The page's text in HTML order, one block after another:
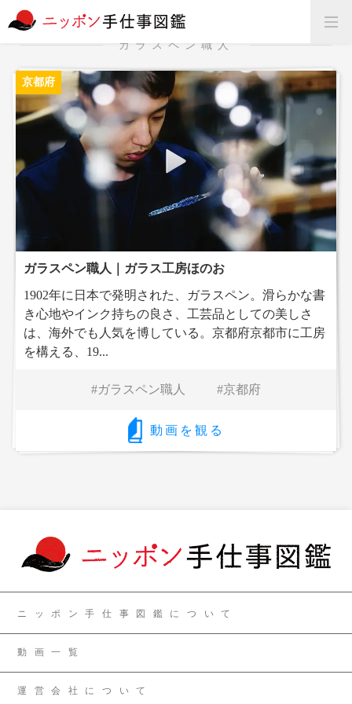
ガラスペン職人
京都府
ガラスペン職人｜ガラス工房ほのお
1902年に日本で発明された、ガラスペン。滑らかな書
き心地やインク持ちの良さ、工芸品としての美しさ
は、海外でも人気を博している。京都府京都市に工房
を構える、19...
ガラスペン職人 京都府
動画を観る
ニッポン手仕事図鑑について
動画一覧
運営会社について